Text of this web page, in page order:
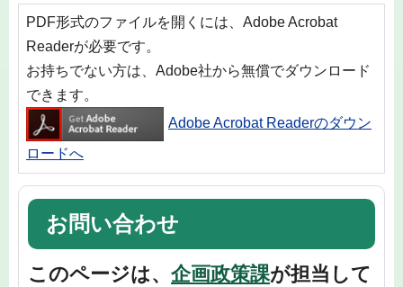
PDF形式のファイルを開くには、Adobe Acrobat
Readerが必要です。
お持ちでない方は、Adobe社から無償でダウンロード
できます。
Adobe Acrobat Readerのダウン
ロードへ
お問い合わせ
このページは、 企画政策課が担当して